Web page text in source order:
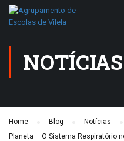
NOTÍCIAS
Home Blog
Notícias
Planeta – O Sistema Respiratório